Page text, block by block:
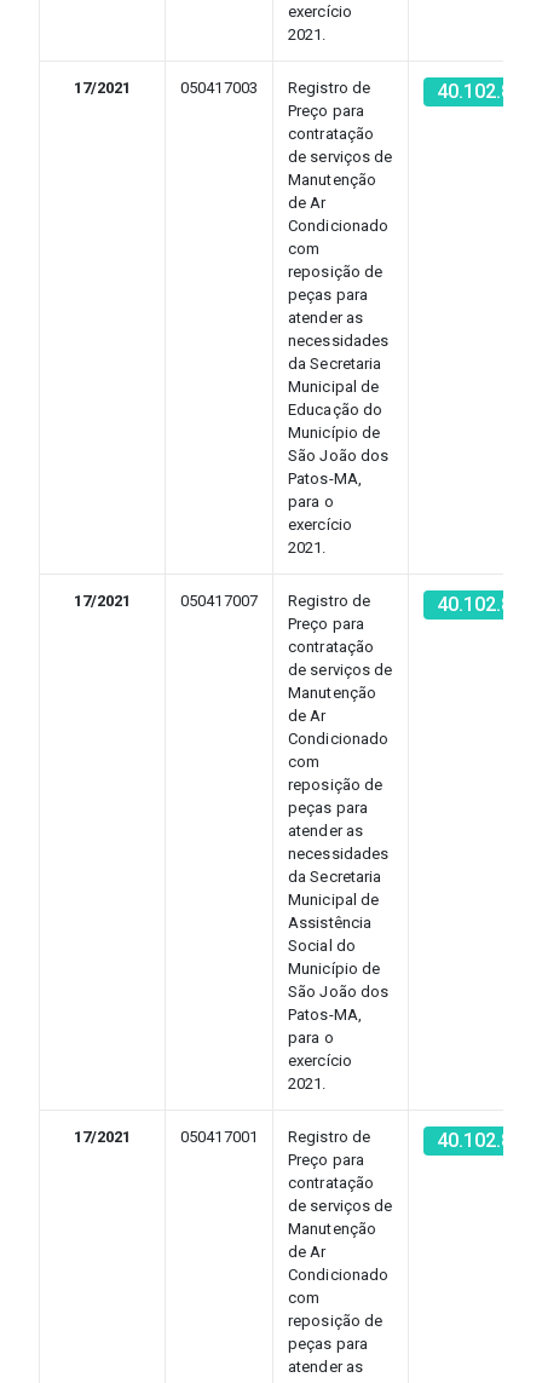
exercício
2021.
17/2021 050417003
Registro de
Preço para
contratação
de serviços de
Manutenção
de Ar
Condicionado
com
reposição de
peças para
atender as
necessidades
da Secretaria
Municipal de
Educação do
Município de
São João dos
Patos-MA,
para o
exercício
2021.
17/2021 050417007
Registro de
Preço para
contratação
de serviços de
Manutenção
de Ar
Condicionado
com
reposição de
peças para
atender as
necessidades
da Secretaria
Municipal de
Assistência
Social do
Município de
São João dos
Patos-MA,
para o
exercício
2021.
17/2021 050417001
Registro de
Preço para
contratação
de serviços de
Manutenção
de Ar
Condicionado
com
reposição de
peças para
atender as